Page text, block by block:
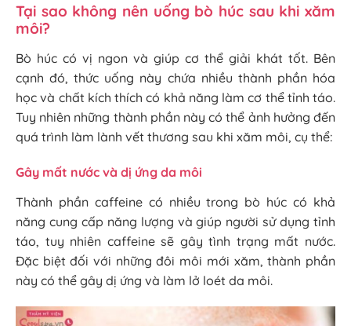
Tại sao không nên uống bò húc sau khi xăm
môi?
Bò húc có vị ngon và giúp cơ thể giải khát tốt. Bên
cạnh đó, thức uống này chứa nhiều thành phần hóa
học và chất kích thích có khả năng làm cơ thể tỉnh táo.
Tuy nhiên những thành phần này có thể ảnh hưởng đến
quá trình làm lành vết thương sau khi xăm môi, cụ thể:
Gây mất nước và dị ứng da môi
Thành phần caffeine có nhiều trong bò húc có khả
năng cung cấp năng lượng và giúp người sử dụng tỉnh
táo, tuy nhiên caffeine sẽ gây tình trạng mất nước.
Đặc biệt đối với những đôi môi mới xăm, thành phần
này có thể gây dị ứng và làm lở loét da môi.